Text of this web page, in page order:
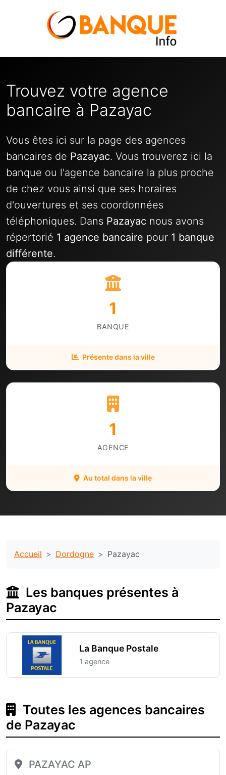
Trouvez votre agence
bancaire à Pazayac
Vous êtes ici sur la page des agences
bancaires de Pazayac. Vous trouverez ici la
banque ou l'agence bancaire la plus proche
de chez vous ainsi que ses horaires
d'ouvertures et ses coordonnées
téléphoniques. Dans Pazayac nous avons
répertorié 1 agence bancaire pour 1 banque
différente.
1
BANQUE
Présente dans la ville
1
AGENCE
Au total dans la ville
Accueil Dordogne Pazayac
Les banques présentes à
Pazayac
La Banque Postale
1 agence
Toutes les agences bancaires
de Pazayac
PAZAYAC AP